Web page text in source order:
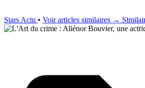
Stars Actu • Voir articles similaires →